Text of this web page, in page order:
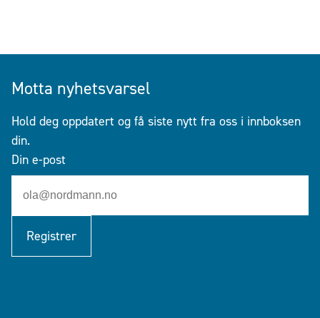
Motta nyhetsvarsel
Hold deg oppdatert og få siste nytt fra oss i innboksen
din.
Din e-post
Registrer